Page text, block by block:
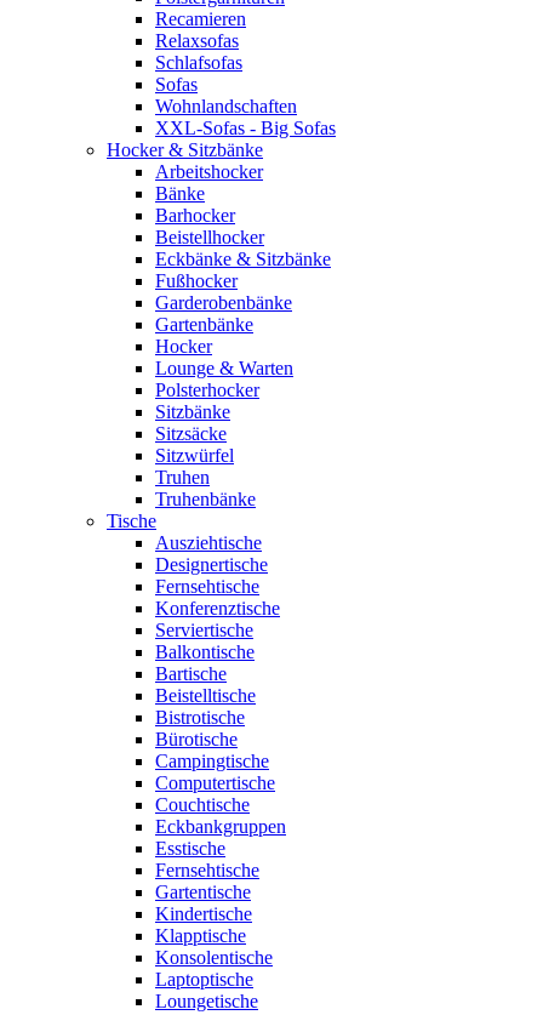
Recamieren
Relaxsofas
Schlafsofas
Sofas
Wohnlandschaften
XXL-Sofas - Big Sofas
Hocker & Sitzbänke
Arbeitshocker
Bänke
Barhocker
Beistellhocker
Eckbänke & Sitzbänke
Fußhocker
Garderobenbänke
Gartenbänke
Hocker
Lounge & Warten
Polsterhocker
Sitzbänke
Sitzsäcke
Sitzwürfel
Truhen
Truhenbänke
Tische
Ausziehtische
Designertische
Fernsehtische
Konferenztische
Serviertische
Balkontische
Bartische
Beistelltische
Bistrotische
Bürotische
Campingtische
Computertische
Couchtische
Eckbankgruppen
Esstische
Fernsehtische
Gartentische
Kindertische
Klapptische
Konsolentische
Laptoptische
Loungetische